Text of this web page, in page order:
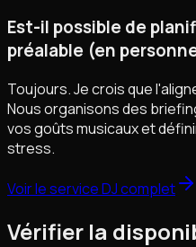
Est-il possible de
préalable (en
Toujours. Je crois que
Nous organisons des
vos goûts musicaux et
stress.
Voir le service DJ complet
Vérifier la